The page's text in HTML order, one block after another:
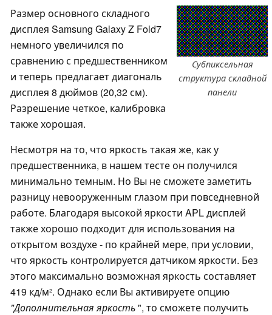
Субпиксельная
структура складной
панели
Размер основного складного
дисплея Samsung Galaxy Z Fold7
немного увеличился по
сравнению с предшественником
и теперь предлагает диагональ
дисплея 8 дюймов (20,32 см).
Разрешение четкое, калибровка
также хорошая.
Несмотря на то, что яркость такая же, как у
предшественника, в нашем тесте он получился
минимально темным. Но Вы не сможете заметить
разницу невооруженным глазом при повседневной
работе. Благодаря высокой яркости APL дисплей
также хорошо подходит для использования на
открытом воздухе - по крайней мере, при условии,
что яркость контролируется датчиком яркости. Без
этого максимально возможная яркость составляет
419 кд/м². Однако если Вы активируете опцию
"Дополнительная яркость", то сможете получить